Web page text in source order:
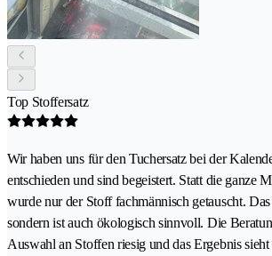
Top Stoffersatz
Wir haben uns für den Tuchersatz bei der
entschieden und sind begeistert. Statt die ganze
wurde nur der Stoff fachmännisch getauscht.
sondern ist auch ökologisch sinnvoll. Die
Auswahl an Stoffen riesig und das Ergebnis